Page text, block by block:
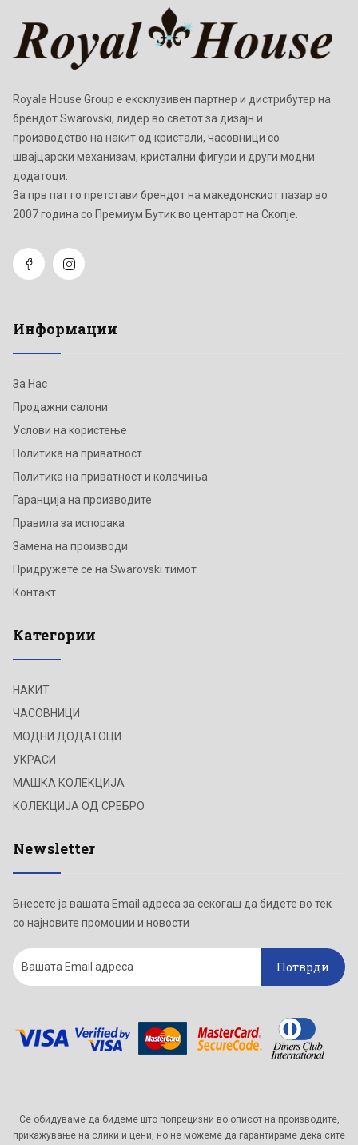
Royale House Group е ексклузивен партнер и дистрибутер на
брендот Swarovski, лидер во светот за дизајн и
производство на накит од кристали, часовници со
швајцарски механизам, кристални фигури и други модни
додатоци.
Зa прв пат го претстави брендот на македонскиот пазар во
2007 година со Премиум Бутик во центарот на Скопје.
Информации
За Нас
Продажни салони
Услови на користење
Политика на приватност
Политика на приватност и колачиња
Гаранција на производите
Правила за испорака
Замена на производи
Придружете се на Swarovski тимот
Контакт
Категории
НАКИТ
ЧАСОВНИЦИ
МОДНИ ДОДАТОЦИ
УКРАСИ
МАШКА КОЛЕКЦИЈА
КОЛЕКЦИЈА ОД СРЕБРО
Newsletter
Внесете ја вашата Email адреса за секогаш да бидете во тек
со најновите промоции и новости
Потврди
Се обидуваме да бидеме што попрецизни во описот на производите,
прикажување на слики и цени, но не можеме да гарантираме дека сите